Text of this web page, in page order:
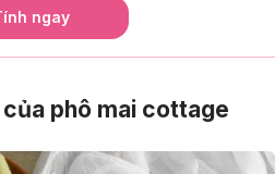
ngay
phô mai cottage